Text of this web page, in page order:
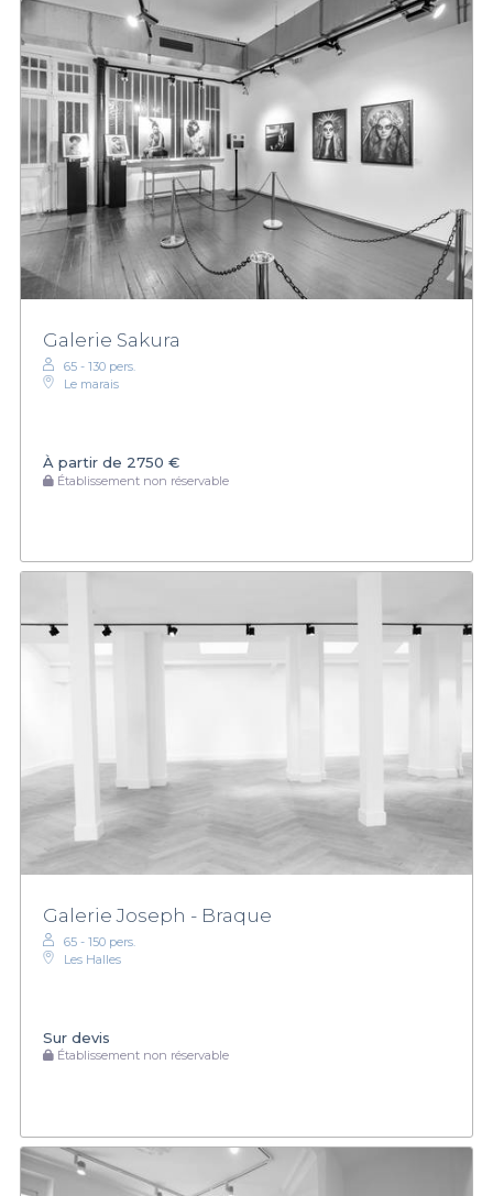
Galerie Sakura
65 - 130 pers.
Le marais
À partir de 2750 €
Établissement non réservable
Galerie Joseph - Braque
65 - 150 pers.
Les Halles
Sur devis
Établissement non réservable